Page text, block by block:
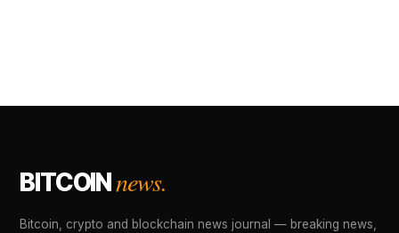
BITCOINnews.
Bitcoin, crypto and blockchain news journal — breaking news,